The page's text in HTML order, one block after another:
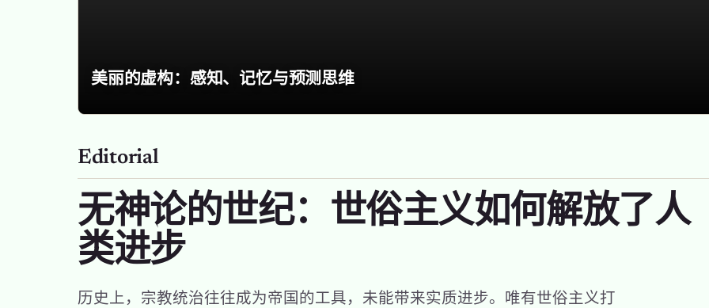
美丽的虚构：感知、记忆与预测思维
Editorial
无神论的世纪：世俗主义如何解放了人
类进步
历史上，宗教统治往往成为帝国的工具，未能带来实质进步。唯有世俗主义打